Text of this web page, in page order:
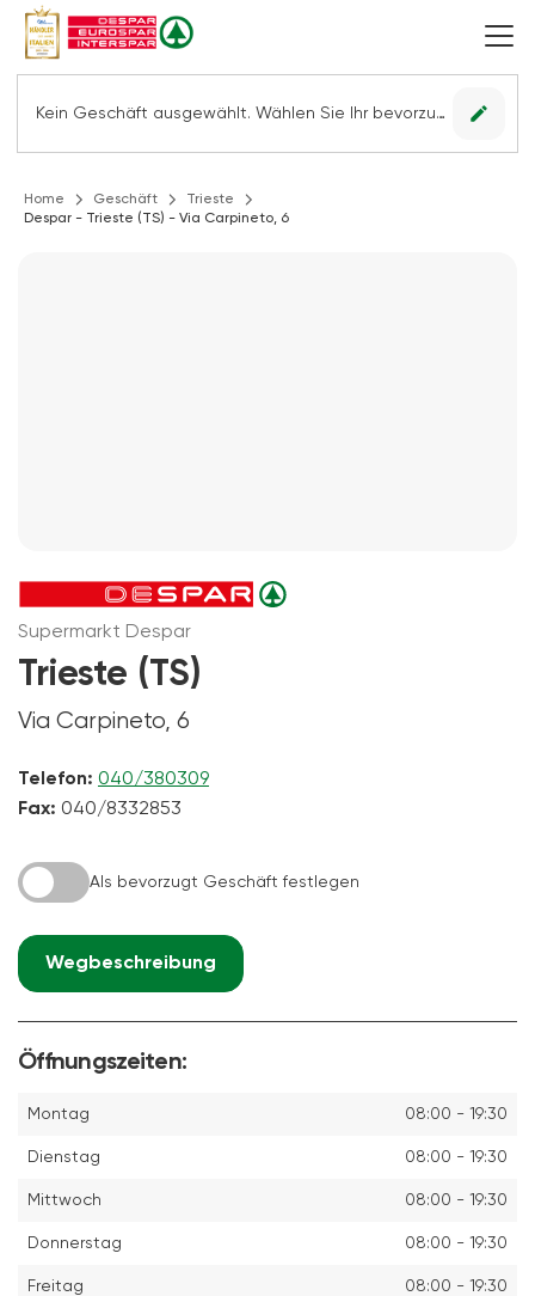
Kein Geschäft ausgewählt. Wählen Sie Ihr bevorzugtes Geschäft, um alle Angebote sehen zu können. edit
Home Geschäft
Trieste
Despar - Trieste (TS) - Via Carpineto, 6
Supermarkt Despar
Trieste (TS)
Via Carpineto, 6
Telefon: 040/380309
Fax: 040/8332853
Als bevorzugt Geschäft festlegen
Wegbeschreibung
Öffnungszeiten:
Montag 08:00 - 19:30
Dienstag 08:00 - 19:30
Mittwoch 08:00 - 19:30
Donnerstag 08:00 - 19:30
Freitag 08:00 - 19:30